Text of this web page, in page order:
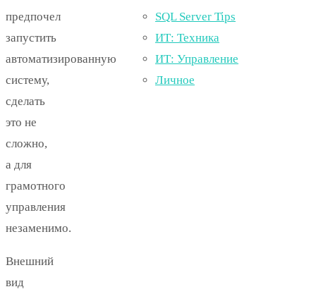
предпочел
запустить
автоматизированную
систему,
сделать
это не
сложно,
а для
грамотного
управления
незаменимо.
Внешний
вид
SQL Server Tips
ИТ: Техника
ИТ: Управление
Личное